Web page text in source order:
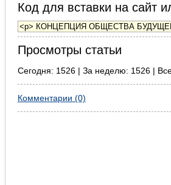
Код для вставки на сайт
Просмотры статьи
Сегодня: 1526 | За неделю: 1526 |
Комментарии (0)